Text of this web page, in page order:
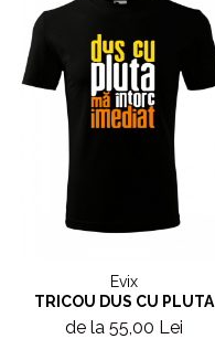
Evix
TRICOU DUS CU PLUTA
de la 55,00 Lei